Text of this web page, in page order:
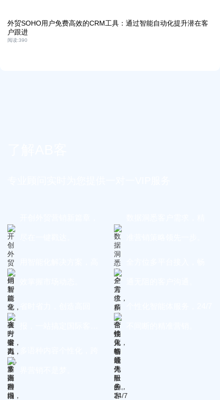
外贸SOHO用户免费高效的CRM工具：通过智能自动化提升潜在客
户跟进
阅读:390